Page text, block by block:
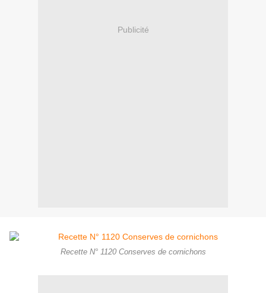
Publicité
Recette N° 1120 Conserves de cornichons